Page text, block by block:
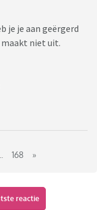
je je aan geërgerd
niet uit.
de
in te lichten.
hebben maar wel
lang iemand pauze
168 »
reactie